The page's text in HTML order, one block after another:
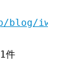
iw2017-
件